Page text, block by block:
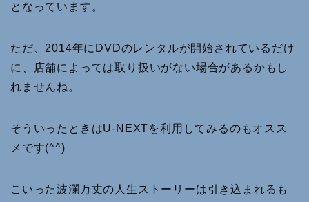
となっています。
ただ、2014年にDVDのレンタルが開始されているだけ
に、店舗によっては取り扱いがない場合があるかもし
れませんね。
そういったときはU-NEXTを利用してみるのもオスス
メです(^^)
こいった波瀾万丈の人生ストーリーは引き込まれるも